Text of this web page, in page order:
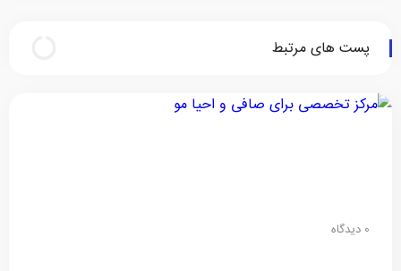
پست های مرتبط
0 دیدگاه